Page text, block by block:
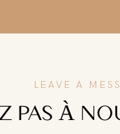
LEAVE A
PAS À